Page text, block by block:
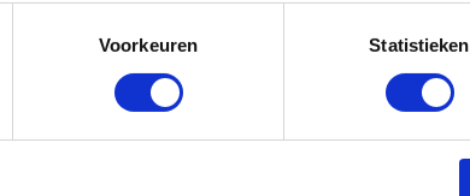
Voorkeuren Statistieken